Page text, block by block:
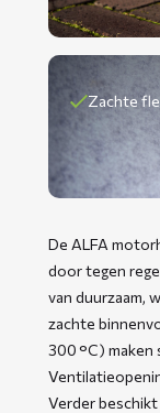
Zachte
De ALFA
door tegen
van duurzaam,
zachte
300 °C) maken
Verder